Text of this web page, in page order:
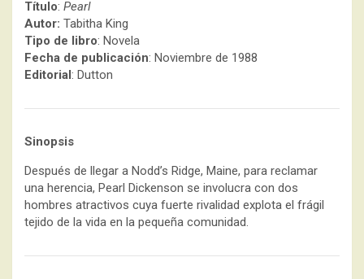
Título: Pearl
Autor: Tabitha King
Tipo de libro: Novela
Fecha de publicación: Noviembre de 1988
Editorial: Dutton
Sinopsis
Después de llegar a Nodd’s Ridge, Maine, para reclamar
una herencia, Pearl Dickenson se involucra con dos
hombres atractivos cuya fuerte rivalidad explota el frágil
tejido de la vida en la pequeña comunidad.